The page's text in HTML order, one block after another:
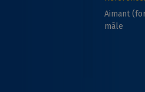
Aimant
mâle